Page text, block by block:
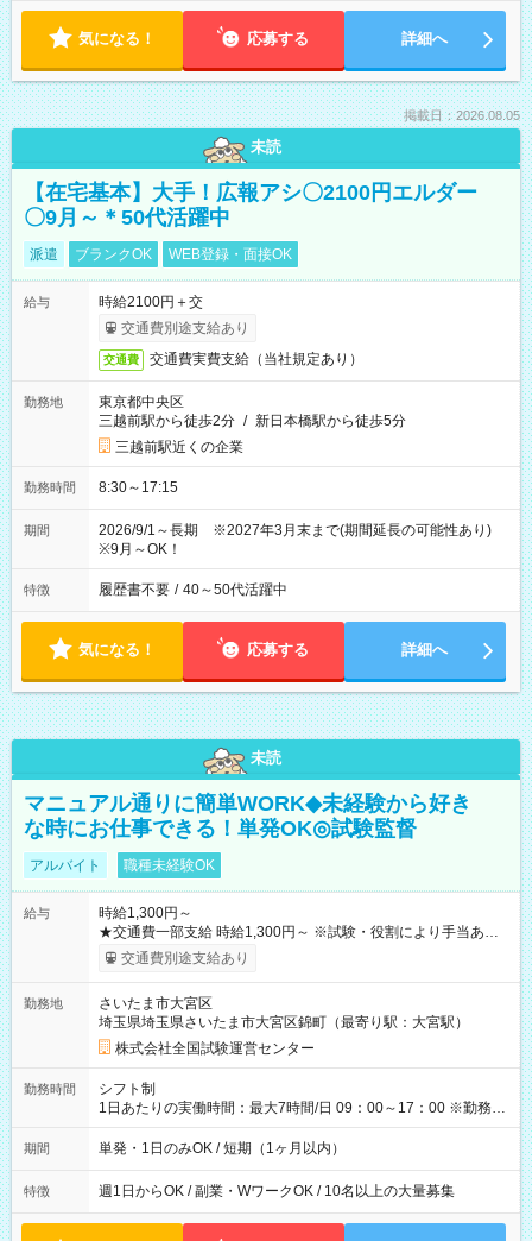
気になる！ 応募する 詳細へ
掲載日：2026.08.05
未読
【在宅基本】大手！広報アシ〇2100円エルダー
〇9月～＊50代活躍中
派遣 ブランクOK WEB登録・面接OK
給与
時給2100円＋交
交通費別途支給あり
交通費 交通費実費支給（当社規定あり）
勤務地
東京都中央区
三越前駅から徒歩2分 / 新日本橋駅から徒歩5分
三越前駅近くの企業
勤務時間 8:30～17:15
期間
2026/9/1～長期 ※2027年3月末まで(期間延長の可能性あり)
※9月～OK！
特徴 履歴書不要 / 40～50代活躍中
気になる！ 応募する 詳細へ
未読
マニュアル通りに簡単WORK◆未経験から好き
な時にお仕事できる！単発OK◎試験監督
アルバイト 職種未経験OK
給与
時給1,300円～
★交通費一部支給 時給1,300円～ ※試験・役割により手当あり
※勤務回数により昇給あり 【即給（前払い）オプションあ
り！】 希望される場合、勤務から1週間ほどで給与の一部を受け
例】 ・河合塾模擬試験 8:30～17:30（休憩1時間） 時給1,300円
×8時間＝日収10,400円＋交通費 ※当日の役割により時給＋100
円の場合あり ・国家試験 7:00～13:30（休憩なし） 時給1,300
円（役割手当＋100円）×6時間＝日収8,400円＋交通費 【試用期
間】試用期間なし
交通費別途支給あり
勤務地
さいたま市大宮区
埼玉県埼玉県さいたま市大宮区錦町（最寄り駅：大宮駅）
株式会社全国試験運営センター
勤務時間
シフト制
1日あたりの実働時間：最大7時間/日 09：00～17：00 ※勤務時
間は 試験により異なります。
期間 単発・1日のみOK / 短期（1ヶ月以内）
特徴 週1日からOK / 副業・WワークOK / 10名以上の大量募集